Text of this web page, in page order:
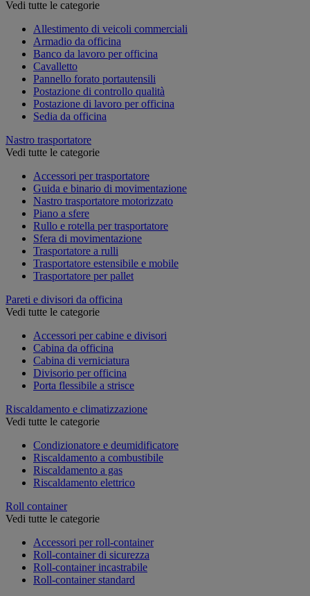
Vedi tutte le categorie
Allestimento di veicoli commerciali
Armadio da officina
Banco da lavoro per officina
Cavalletto
Pannello forato portautensili
Postazione di controllo qualità
Postazione di lavoro per officina
Sedia da officina
Nastro trasportatore
Vedi tutte le categorie
Accessori per trasportatore
Guida e binario di movimentazione
Nastro trasportatore motorizzato
Piano a sfere
Rullo e rotella per trasportatore
Sfera di movimentazione
Trasportatore a rulli
Trasportatore estensibile e mobile
Trasportatore per pallet
Pareti e divisori da officina
Vedi tutte le categorie
Accessori per cabine e divisori
Cabina da officina
Cabina di verniciatura
Divisorio per officina
Porta flessibile a strisce
Riscaldamento e climatizzazione
Vedi tutte le categorie
Condizionatore e deumidificatore
Riscaldamento a combustibile
Riscaldamento a gas
Riscaldamento elettrico
Roll container
Vedi tutte le categorie
Accessori per roll-container
Roll-container di sicurezza
Roll-container incastrabile
Roll-container standard